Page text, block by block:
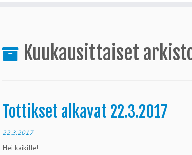
Kuukausittaiset
Tottikset alkavat 22.3.2017
22.3.2017
Hei kaikille!